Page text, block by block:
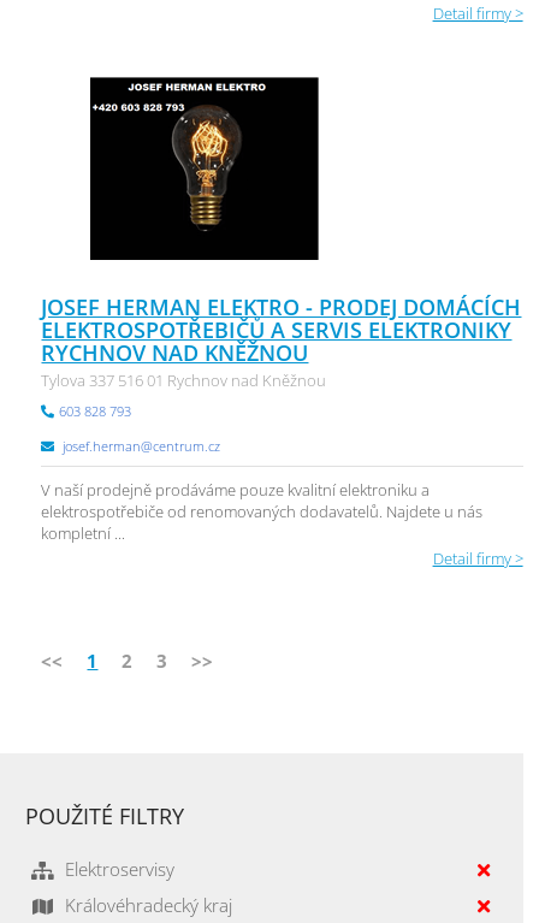
Detail firmy >
JOSEF HERMAN ELEKTRO - PRODEJ DOMÁCÍCH
ELEKTROSPOTŘEBIČŮ A SERVIS ELEKTRONIKY
RYCHNOV NAD KNĚŽNOU
Tylova 337 516 01 Rychnov nad Kněžnou
603 828 793
josef.herman@centrum.cz
V naší prodejně prodáváme pouze kvalitní elektroniku a
elektrospotřebiče od renomovaných dodavatelů. Najdete u nás
kompletní ...
Detail firmy >
<< 1 2 3 >>
POUŽITÉ FILTRY
Elektroservisy
Královéhradecký kraj